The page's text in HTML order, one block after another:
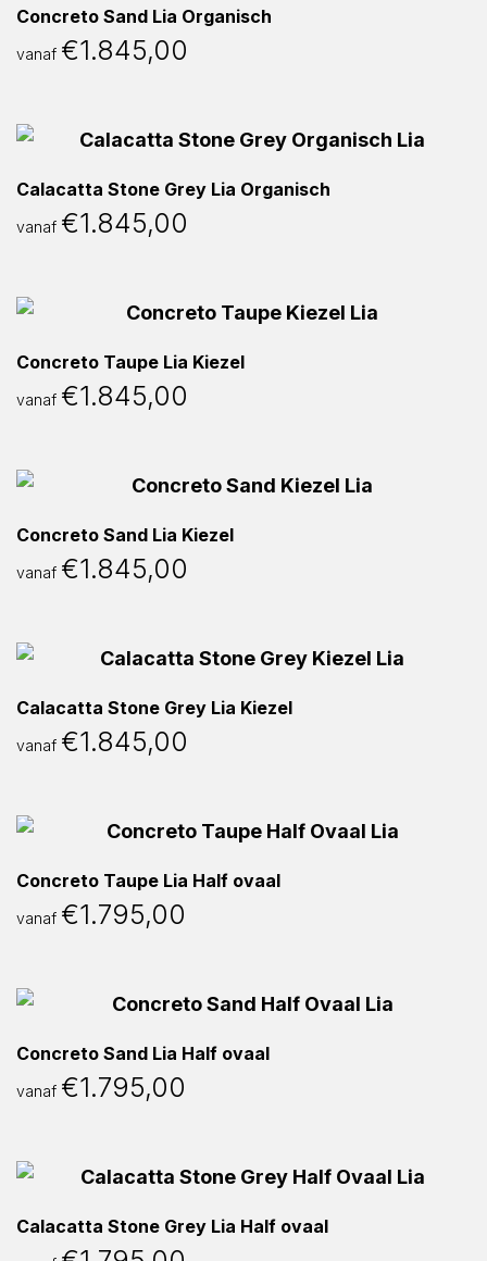
Concreto Sand Lia Organisch
vanaf €1.845,00
Calacatta Stone Grey Lia Organisch
vanaf €1.845,00
Concreto Taupe Lia Kiezel
vanaf €1.845,00
Concreto Sand Lia Kiezel
vanaf €1.845,00
Calacatta Stone Grey Lia Kiezel
vanaf €1.845,00
Concreto Taupe Lia Half ovaal
vanaf €1.795,00
Concreto Sand Lia Half ovaal
vanaf €1.795,00
Calacatta Stone Grey Lia Half ovaal